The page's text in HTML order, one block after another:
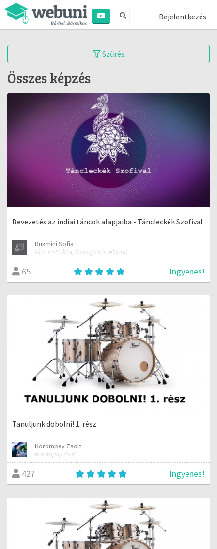
Bejelentkezés
Szűrés
Összes képzés
Bevezetés az indiai táncok alapjaiba - Táncleckék Szofival
Rukmini Sofia
tánc instruktor, koreográfus, előadó
65 Ingyenes!
Tanuljunk dobolni! 1. rész
Korompay Zsolt
Korompay Zsolt
427 Ingyenes!